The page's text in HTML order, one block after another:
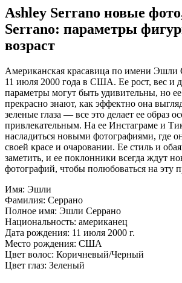
Ashley Serrano новые
Serrano: параметры
возраст
Американская красавица по имени Эшли
11 июля 2000 года в США. Ее рост, вес и
параметры могут быть удивительны, но
прекрасно знают, как эффектно она
зеленые глаза — все это делает ее образ
привлекательным. На ее Инстаграме и
насладиться новыми фотографиями, где
своей красе и очаровании. Ее стиль и
заметить, и ее поклонники всегда ждут
фотографий, чтобы полюбоваться на эту
Имя: Эшли
Фамилия: Серрано
Полное имя: Эшли Серрано
Национальность: американец
Дата рождения: 11 июля 2000 г.
Место рождения: США
Цвет волос: Коричневый/Черный
Цвет глаз: Зеленый